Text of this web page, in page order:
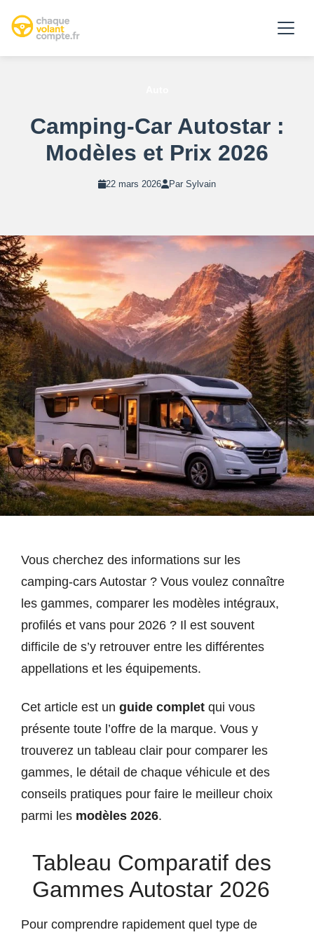
Camping-Car Autostar :
Modèles et Prix 2026
22 mars 2026 Par Sylvain
Vous cherchez des informations sur les
camping-cars Autostar ? Vous voulez connaître
les gammes, comparer les modèles intégraux,
profilés et vans pour 2026 ? Il est souvent
difficile de s’y retrouver entre les différentes
appellations et les équipements.
Cet article est un guide complet qui vous
présente toute l’offre de la marque. Vous y
trouverez un tableau clair pour comparer les
gammes, le détail de chaque véhicule et des
conseils pratiques pour faire le meilleur choix
parmi les modèles 2026.
Tableau Comparatif des
Gammes Autostar 2026
Pour comprendre rapidement quel type de